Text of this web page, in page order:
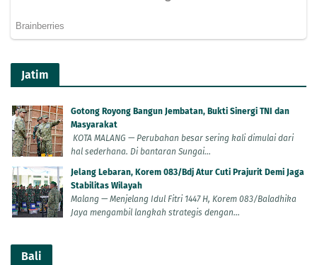
Jatim
Gotong Royong Bangun Jembatan, Bukti Sinergi TNI dan
Masyarakat
KOTA MALANG — Perubahan besar sering kali dimulai dari
hal sederhana. Di bantaran Sungai...
Jelang Lebaran, Korem 083/Bdj Atur Cuti Prajurit Demi Jaga
Stabilitas Wilayah
Malang — Menjelang Idul Fitri 1447 H, Korem 083/Baladhika
Jaya mengambil langkah strategis dengan...
Bali